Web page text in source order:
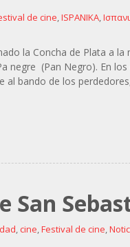
de cine,ISPANIKA,
la Concha de Plata a
negre (Pan Negro). En
al bando de los
San
,cine,Festival de cine,